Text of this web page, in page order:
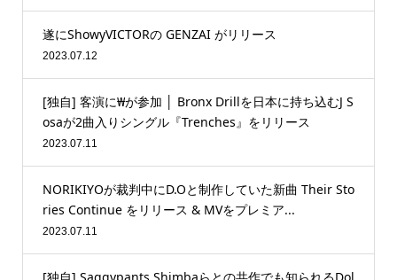
遂にShowyVICTORの GENZAI がリリース
2023.07.12
[独自] 客演に₩が参加 │ Bronx Drillを日本に持ち込むJ S
osaが2曲入りシングル『Trenches』をリリース
2023.07.11
NORIKIYOが裁判中にD.Oと制作していた新曲 Their Sto
ries Continue をリリース & MVをプレミア...
2023.07.11
[独自] Saggypants Shimbaらとの共作でも知られるDol